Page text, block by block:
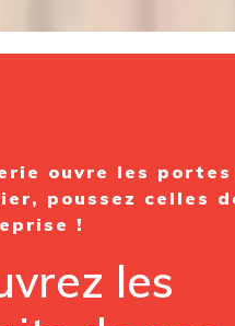
ouvre les portes
poussez celles
!
les